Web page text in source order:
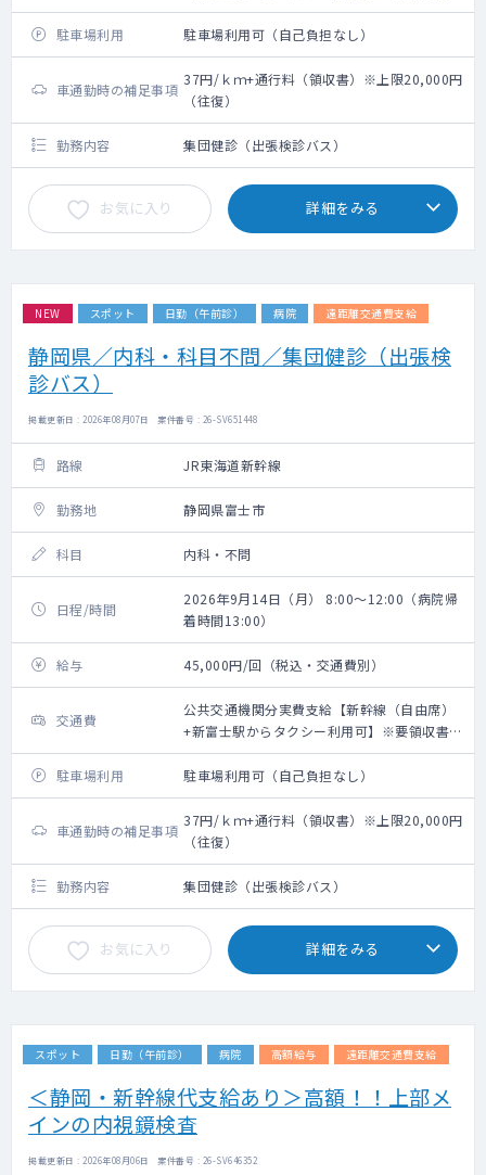
上限20,000円（往復）
駐車場利用
駐車場利用可（自己負担なし）
車通勤時の補足事項
37円/ｋｍ+通行料（領収書）※上限20,000円
（往復）
勤務内容 集団健診（出張検診バス）
お気に入り 詳細をみる
NEW スポット 日勤（午前診） 病院 遠距離交通費支給
静岡県／内科・科目不問／集団健診（出張検
診バス）
掲載更新日 : 2026年08月07日 案件番号 : 26-SV651448
路線 JR東海道新幹線
勤務地 静岡県富士市
科目 内科・不問
日程/時間
2026年9月14日（月） 8:00～12:00（病院帰
着時間13:00）
給与 45,000円/回（税込・交通費別）
交通費
公共交通機関分実費支給【新幹線（自由席）
+新富士駅からタクシー利用可】※要領収書・
上限20,000円（往復）
駐車場利用
駐車場利用可（自己負担なし）
車通勤時の補足事項
37円/ｋｍ+通行料（領収書）※上限20,000円
（往復）
勤務内容 集団健診（出張検診バス）
お気に入り 詳細をみる
スポット 日勤（午前診） 病院 高額給与 遠距離交通費支給
＜静岡・新幹線代支給あり＞高額！！上部メ
インの内視鏡検査
掲載更新日 : 2026年08月06日 案件番号 : 26-SV646352